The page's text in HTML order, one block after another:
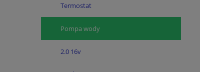
Termostat
Pompa wody
2.0 16v